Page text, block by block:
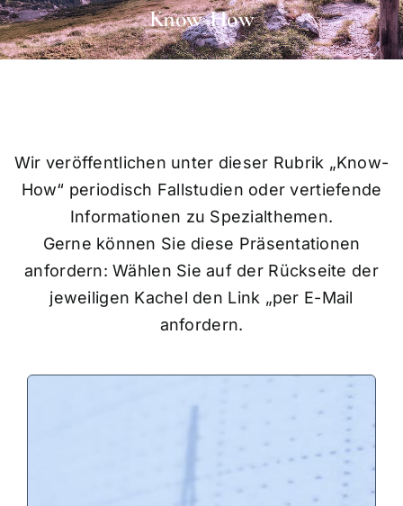
Know-How
Wir veröffentlichen unter dieser Rubrik „Know-
How“ periodisch Fallstudien oder vertiefende
Informationen zu Spezialthemen.
Gerne können Sie diese Präsentationen
anfordern: Wählen Sie auf der Rückseite der
jeweiligen Kachel den Link „per E-Mail
anfordern.
Gesamtanalyse des
Unternehmens in Anlehnung IDW-